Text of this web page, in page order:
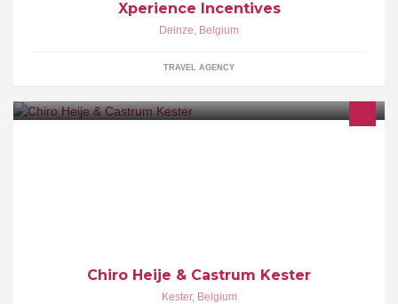
Xperience Incentives
Deinze, Belgium
TRAVEL AGENCY
Chiro Heije & Castrum Kester
Kester, Belgium